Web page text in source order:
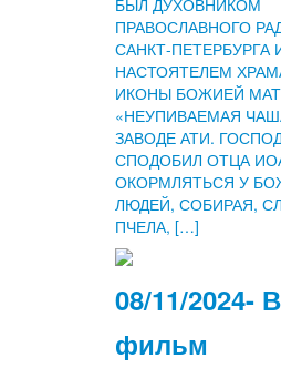
БЫЛ ДУХОВНИКОМ
ПРАВОСЛАВНОГО
САНКТ-ПЕТЕРБУРГА
НАСТОЯТЕЛЕМ
ИКОНЫ БОЖИЕЙ
«НЕУПИВАЕМАЯ
ЗАВОДЕ АТИ.
СПОДОБИЛ ОТЦА
ОКОРМЛЯТЬСЯ У
ЛЮДЕЙ, СОБИРАЯ,
ПЧЕЛА, […]
08/11/2024-
фильм